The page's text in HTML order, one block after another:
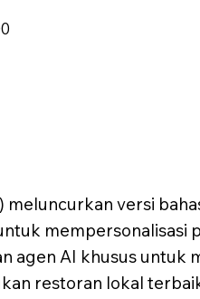
meluncurkan versi
mempersonalisasi
agen AI khusus untuk
restoran lokal